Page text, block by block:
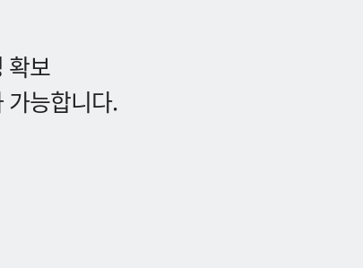
확보
가능합니다.